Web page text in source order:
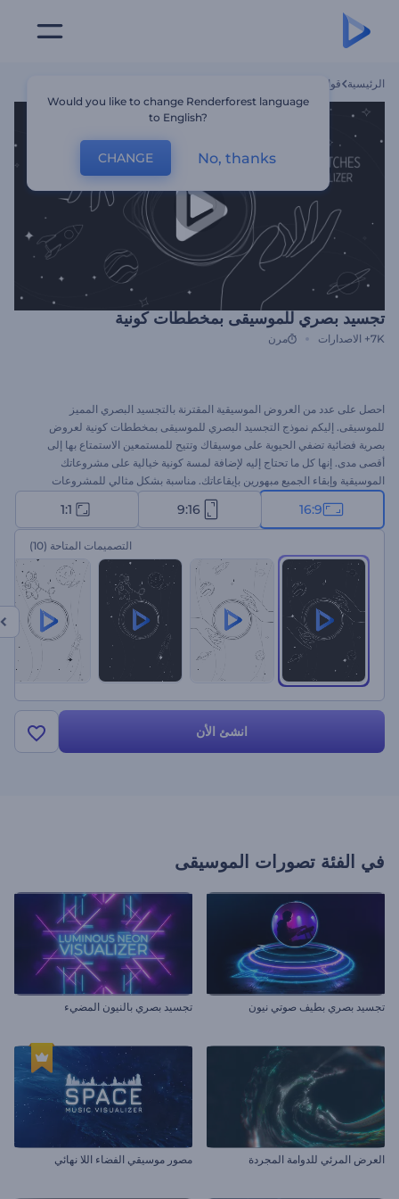
الرئيسية قوالب
تجسيد بصري للموسيقى بمخططات كونية
7K+ الاصدارات مرن
احصل على عدد من العروض الموسيقية المقترنة بالتجسيد البصري المميز
للموسيقى. إليكم نموذج التجسيد البصري للموسيقى بمخططات كونية لعروض
بصرية فضائية تضفي الحيوية على موسيقاك وتتيح للمستمعين الاستمتاع بها إلى
أقصى مدى. إنها كل ما تحتاج إليه لإضافة لمسة كونية خيالية على مشروعاتك
الموسيقية وإبقاء الجميع مبهورين بإيقاعاتك. مناسبة بشكل مثالي للمشروعات
الفردية، وإصدارات الألبومات الجديدة، والترويج للأغنيات، وغيرها الكثير. جرب الآن!
16:9
9:16
1:1
التصميمات المتاحة (10)
انشئ الأن
في الفئة تصورات الموسيقى
تجسيد بصري بطيف صوتي نيون تجسيد بصري بالنيون المضيء
العرض المرئي للدوامة المجردة مصور موسيقي الفضاء اللا نهائي
Would you like to change Renderforest language
to English?
CHANGE No, thanks